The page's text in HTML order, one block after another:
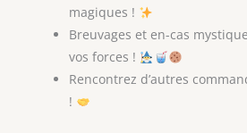
magiques !
Breuvages et en-cas
vos forces !
Rencontrez d’autres
!